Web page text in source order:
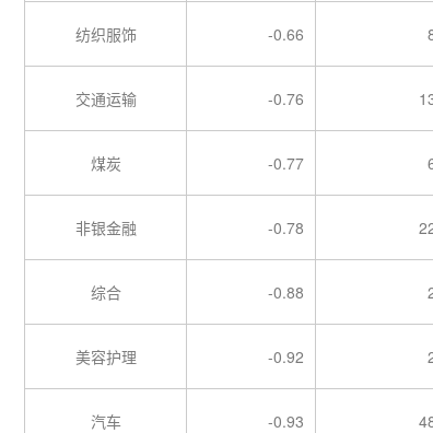
纺织服饰 -0.66
交通运输 -0.76
煤炭 -0.77
非银金融 -0.78
综合 -0.88
美容护理 -0.92
汽车 -0.93